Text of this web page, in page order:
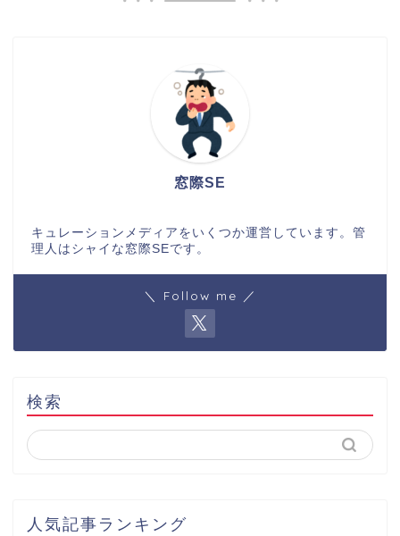
窓際SE
キュレーションメディアをいくつか運営しています。管
理人はシャイな窓際SEです。
＼ Follow me ／
検索
人気記事ランキング